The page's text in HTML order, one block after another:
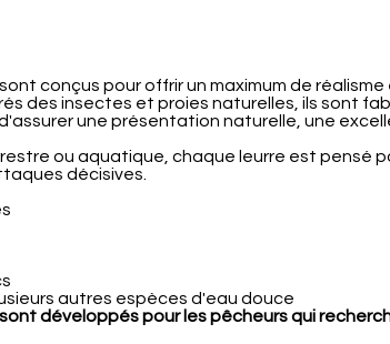
sont conçus pour offrir un maximum de
des insectes et proies naturelles, ils sont
une présentation naturelle, une
ou aquatique, chaque leurre est pensé
décisives.
autres espèces d'eau douce
développés pour les pêcheurs qui